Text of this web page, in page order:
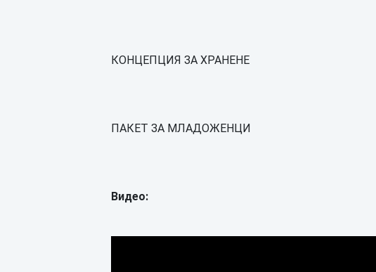
КОНЦЕПЦИЯ ЗА ХРАНЕНЕ
ПАКЕТ ЗА МЛАДОЖЕНЦИ
Видео: